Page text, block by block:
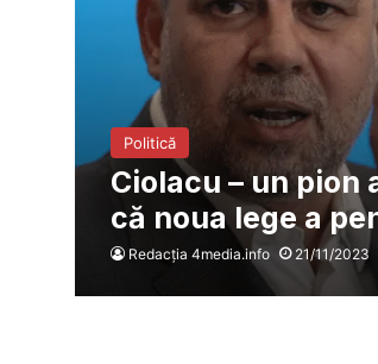
Politică
Ciolacu – un pion
că noua lege a
Redacția 4media.info 21/11/2023